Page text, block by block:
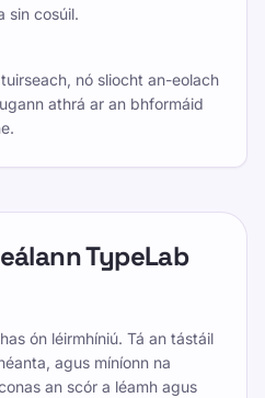
sin cosúil.
nó sliocht an-eolach
athrá ar an bhformáid
TypeLab
ón léirmhíniú. Tá an tástáil
agus míníonn na
an scór a léamh agus